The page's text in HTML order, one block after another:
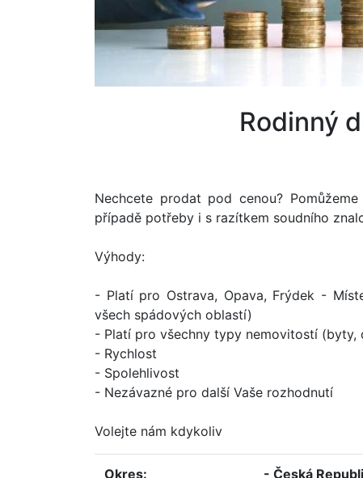
rodinný
Nechcete prodat pod cenou?
případě potřeby i s razítkem soudního
Výhody:
- Platí pro Ostrava, Opava, Frýdek -
všech spádových oblastí)
- Platí pro všechny typy nemovitostí (byty,
- Rychlost
- Spolehlivost
- Nezávazné pro další Vaše rozhodnutí
Volejte nám kdykoliv
okres: - Česká